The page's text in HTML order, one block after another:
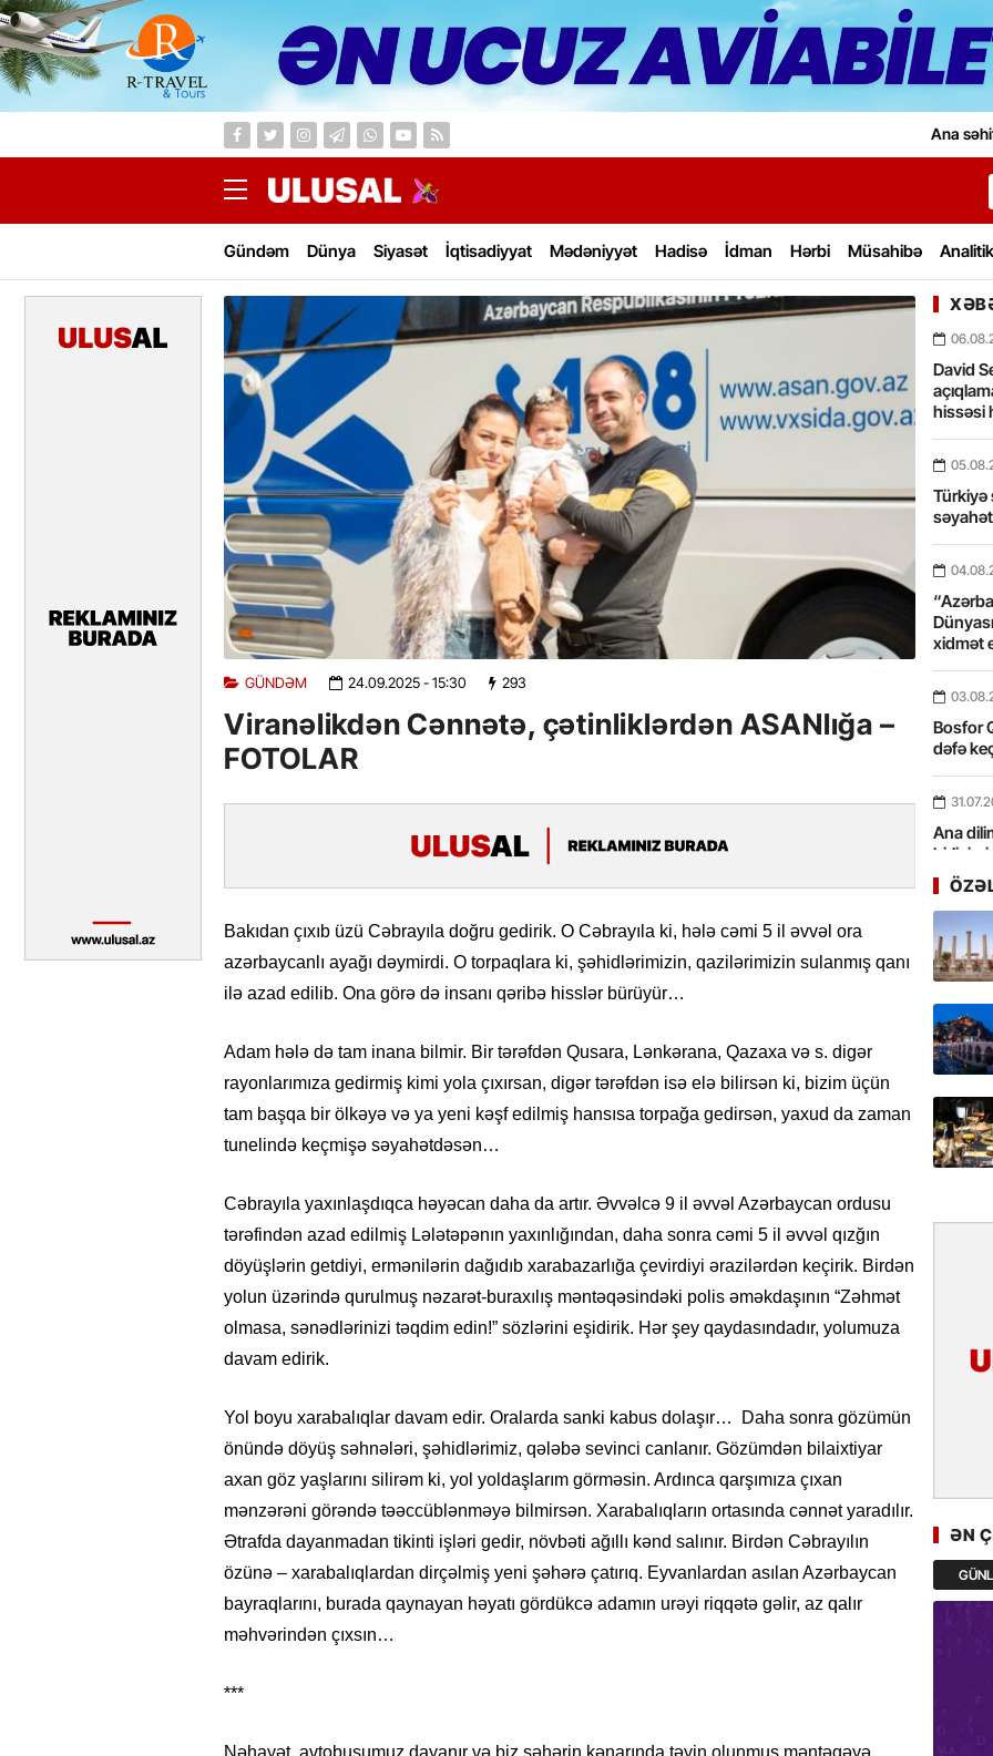
Ana
Gündəm Dünya Siyasət İqtisadiyyat Mədəniyyət Hadisə İdman Hərbi Müsahibə
GÜNDƏM 24.09.2025- 15:30 293
Viranəlikdən Cənnətə, çətinliklərdən ASANlığa –
FOTOLAR
Bakıdan çıxıb üzü Cəbrayıla doğru gedirik. O Cəbrayıla ki, hələ cəmi 5 il əvvəl ora
azərbaycanlı ayağı dəymirdi. O torpaqlara ki, şəhidlərimizin, qazilərimizin sulanmış qanı
ilə azad edilib. Ona görə də insanı qəribə hisslər bürüyür…
Adam hələ də tam inana bilmir. Bir tərəfdən Qusara, Lənkərana, Qazaxa və s. digər
rayonlarımıza gedirmiş kimi yola çıxırsan, digər tərəfdən isə elə bilirsən ki, bizim üçün
tam başqa bir ölkəyə və ya yeni kəşf edilmiş hansısa torpağa gedirsən, yaxud da zaman
tunelində keçmişə səyahətdəsən…
Cəbrayıla yaxınlaşdıqca həyəcan daha da artır. Əvvəlcə 9 il əvvəl Azərbaycan ordusu
tərəfindən azad edilmiş Lələtəpənın yaxınlığından, daha sonra cəmi 5 il əvvəl qızğın
döyüşlərin getdiyi, ermənilərin dağıdıb xarabazarlığa çevirdiyi ərazilərdən keçirik. Birdən
yolun üzərində qurulmuş nəzarət-buraxılış məntəqəsindəki polis əməkdaşının “Zəhmət
olmasa, sənədlərinizi təqdim edin!” sözlərini eşidirik. Hər şey qaydasındadır, yolumuza
davam edirik.
Yol boyu xarabalıqlar davam edir. Oralarda sanki kabus dolaşır… Daha sonra gözümün
önündə döyüş səhnələri, şəhidlərimiz, qələbə sevinci canlanır. Gözümdən bilaixtiyar
axan göz yaşlarını silirəm ki, yol yoldaşlarım görməsin. Ardınca qarşımıza çıxan
mənzərəni görəndə təəccüblənməyə bilmirsən. Xarabalıqların ortasında cənnət yaradılır.
Ətrafda dayanmadan tikinti işləri gedir, növbəti ağıllı kənd salınır. Birdən Cəbrayılın
özünə – xarabalıqlardan dirçəlmiş yeni şəhərə çatırıq. Eyvanlardan asılan Azərbaycan
bayraqlarını, burada qaynayan həyatı gördükcə adamın urəyi riqqətə gəlir, az qalır
məhvərindən çıxsın…
***
David
hissəsi
Türkiyə
xidmət
Bosfor
dəfə
Ana
Tarixin
İlin ilk
çox
Yeni
Awards
-
ƏN